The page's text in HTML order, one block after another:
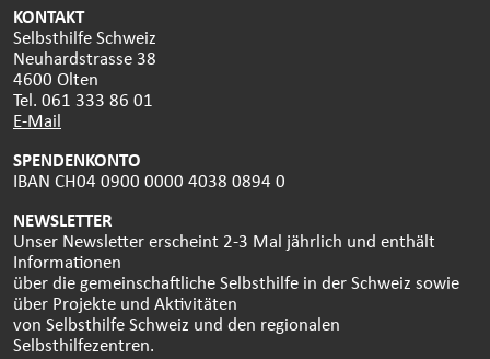
KONTAKT
Selbsthilfe Schweiz
Neuhardstrasse 38
4600 Olten
Tel. 061 333 86 01
E-Mail
SPENDENKONTO
IBAN CH04 0900 0000 4038 0894 0
NEWSLETTER
Unser Newsletter erscheint 2-3 Mal jährlich und enthält
Informationen
über die gemeinschaftliche Selbsthilfe in der Schweiz sowie
über Projekte und Aktivitäten
von Selbsthilfe Schweiz und den regionalen
Selbsthilfezentren.